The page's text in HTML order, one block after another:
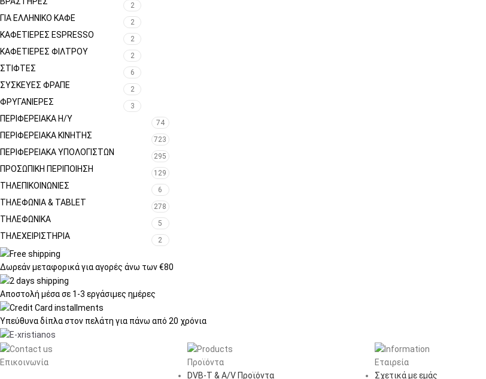
2
ΓΙΑ ΕΛΛΗΝΙΚΌ ΚΑΦΈ 2
ΚΑΦΕΤΙΈΡΕΣ ESPRESSO 2
ΚΑΦΕΤΙΈΡΕΣ ΦΊΛΤΡΟΥ 2
ΣΤΊΦΤΕΣ 6
ΣΥΣΚΕΥΈΣ ΦΡΑΠΈ 2
ΦΡΥΓΑΝΙΈΡΕΣ 3
ΠΕΡΙΦΕΡΕΙΑΚΑ Η/Υ 74
ΠΕΡΙΦΕΡΕΙΑΚΑ ΚΙΝΗΤΗΣ 723
ΠΕΡΙΦΕΡΕΙΑΚΆ ΥΠΟΛΟΓΙΣΤΏΝ 295
ΠΡΟΣΩΠΙΚΉ ΠΕΡΙΠΟΊΗΣΗ 129
ΤΗΛΕΠΙΚΟΙΝΩΝΊΕΣ 6
ΤΗΛΕΦΩΝΊΑ & TABLET 278
ΤΗΛΕΦΩΝΙΚΑ 5
ΤΗΛΕΧΕΙΡΙΣΤΉΡΙΑ 2
Δωρεάν μεταφορικάγια αγορές άνω των €80
Αποστολή μέσα σε 1-3 εργάσιμες ημέρες
Υπεύθυνα δίπλα στον πελάτη για πάνω από 20 χρόνια
Επικοινωνία
Προϊόντα
DVB-T & A/V Προϊόντα
Εταιρεία
Σχετικά με εμάς